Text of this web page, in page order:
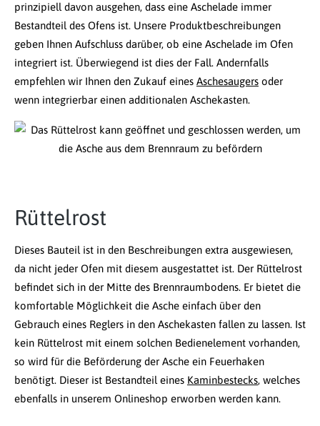
prinzipiell davon ausgehen, dass eine Aschelade immer
Bestandteil des Ofens ist. Unsere Produktbeschreibungen
geben Ihnen Aufschluss darüber, ob eine Aschelade im Ofen
integriert ist. Überwiegend ist dies der Fall. Andernfalls
empfehlen wir Ihnen den Zukauf eines Aschesaugers oder
wenn integrierbar einen additionalen Aschekasten.
Rüttelrost
Dieses Bauteil ist in den Beschreibungen extra ausgewiesen,
da nicht jeder Ofen mit diesem ausgestattet ist. Der Rüttelrost
befindet sich in der Mitte des Brennraumbodens. Er bietet die
komfortable Möglichkeit die Asche einfach über den
Gebrauch eines Reglers in den Aschekasten fallen zu lassen. Ist
kein Rüttelrost mit einem solchen Bedienelement vorhanden,
so wird für die Beförderung der Asche ein Feuerhaken
benötigt. Dieser ist Bestandteil eines Kaminbestecks, welches
ebenfalls in unserem Onlineshop erworben werden kann.